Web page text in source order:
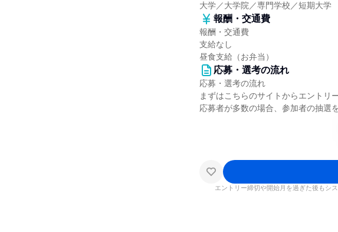
大学／大学院／専門学校／短期大学
報酬・交通費
報酬・交通費
支給なし
昼食支給（お弁当）
応募・選考の流れ
応募・選考の流れ
まずはこちらのサイトからエントリ
応募者が多数の場合、参加者の抽選
エントリー締切や開始月を過ぎた後もシ